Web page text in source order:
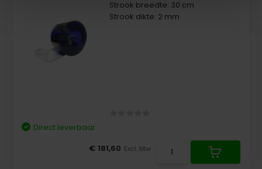
Strook breedte: 30 cm
Strook dikte: 2 mm
Direct leverbaar
€ 181,60 Excl. btw